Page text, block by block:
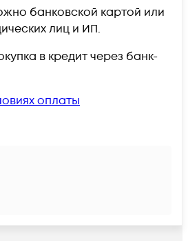
банковской картой или
лиц и ИП.
в кредит через банк-
оплаты